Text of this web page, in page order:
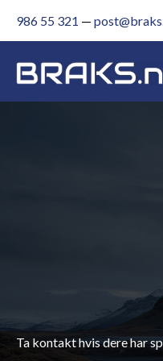
986 55 321 —
Ta kontakt hvis dere har